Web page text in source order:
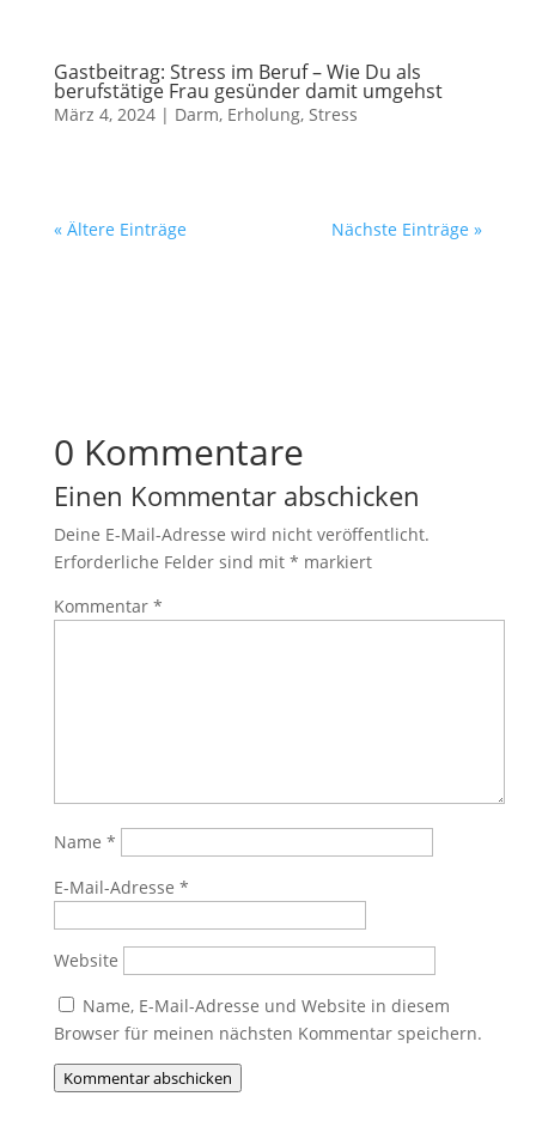
Gastbeitrag: Stress im Beruf – Wie Du als
berufstätige Frau gesünder damit umgehst
März 4, 2024| Darm, Erholung, Stress
« Ältere Einträge Nächste Einträge »
0 Kommentare
Einen Kommentar abschicken
Deine E-Mail-Adresse wird nicht veröffentlicht.
Erforderliche Felder sind mit * markiert
Kommentar *
Name *
E-Mail-Adresse *
Website
Name, E-Mail-Adresse und Website in diesem
Browser für meinen nächsten Kommentar speichern.
Kommentar abschicken